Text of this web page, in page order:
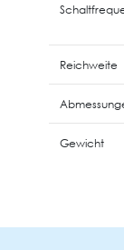
Reichweite
Gewicht